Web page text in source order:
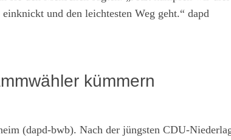
und den leichtesten Weg geht.“ dapd
kümmern
(dapd-bwb). Nach der jüngsten CDU-